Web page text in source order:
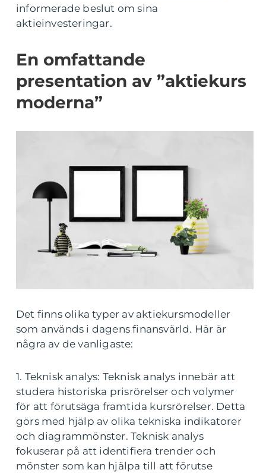
informerade beslut om sina
aktieinvesteringar.
En omfattande
presentation av ”aktiekurs
moderna”
Det finns olika typer av aktiekursmodeller
som används i dagens finansvärld. Här är
några av de vanligaste:
1. Teknisk analys: Teknisk analys innebär att
studera historiska prisrörelser och volymer
för att förutsäga framtida kursrörelser. Detta
görs med hjälp av olika tekniska indikatorer
och diagrammönster. Teknisk analys
fokuserar på att identifiera trender och
mönster som kan hjälpa till att förutse